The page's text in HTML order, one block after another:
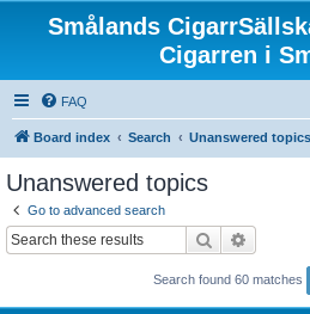
Smålands
Cigarren i
FAQ
Board index Search Unanswered topics
Unanswered topics
Go to advanced search
Search
Search found 60 matches